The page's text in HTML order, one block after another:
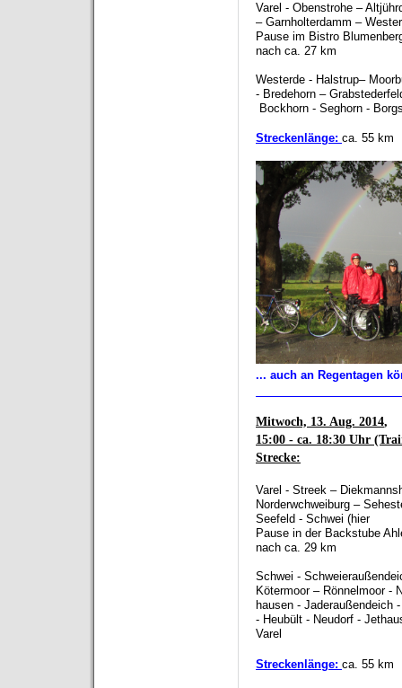
Varel - Obenstrohe –
–Garnholterdamm –
Pause im Bistro
nach ca. 27 km
Westerde - Halstrup–
- Bredehorn –
Bockhorn - Seghorn -
Streckenlänge: ca. 55 km
... auch an Regentagen
Mitwoch, 13. Aug. 2014,
15:00 - ca. 18:30 Uhr
Strecke:
Varel - Streek –
Norderwchweiburg –
Seefeld - Schwei (hier
Pause in der Backstube
nach ca. 29 km
Schwei -
Kötermoor – Rönnelmoor -
hausen - Jaderaußendeich
- Heubült - Neudorf -
Varel
Streckenlänge: ca. 55 km